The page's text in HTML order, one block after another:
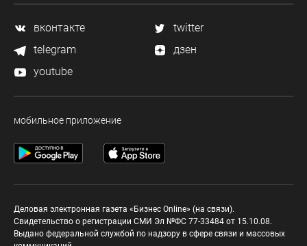
вконтакте
twitter
telegram
дзен
youtube
мобильное приложение
Деловая электронная газета «Бизнес Online» (на связи).
Свидетельство о регистрации СМИ Эл №ФС 77-33484 от 15.10.08.
Выдано федеральной службой по надзору в сфере связи и массовых